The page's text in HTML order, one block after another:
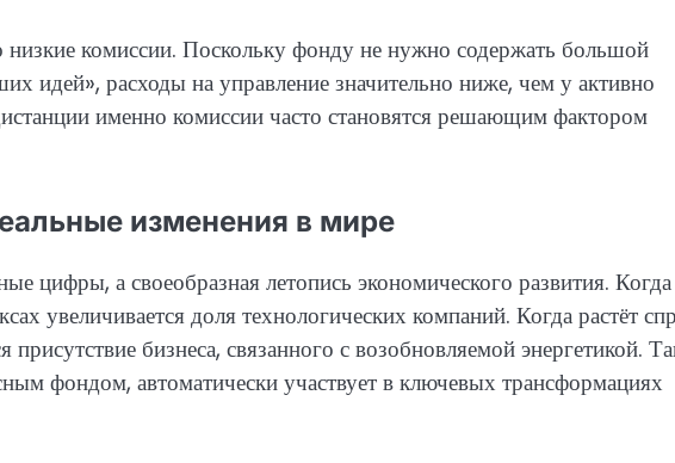
комиссии. Поскольку фонду не нужно содержать большой
идей», расходы на управление значительно ниже, чем у активно
именно комиссии часто становятся решающим фактором
изменения в мире
цифры, а своеобразная летопись экономического развития. Когда
увеличивается доля технологических компаний. Когда растёт
присутствие бизнеса, связанного с возобновляемой энергетикой.
фондом, автоматически участвует в ключевых трансформациях